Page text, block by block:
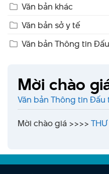
Văn bản khác
Văn bản sở y tế
Văn bản Thông tin
Mời chào
Văn bản Thông tin Đấu
Mời chào giá >>>>